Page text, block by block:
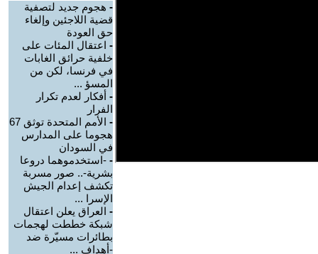
- هجوم جديد لتصفية
قضية اللاجئين وإلغاء
حق العودة
- اعتقال المئات على
خلفية حرائق الغابات
في فرنسا، لكن من
المسؤ ...
- أفكار لعدم تكرار
الفرار
-
الأمم المتحدة توثق 67
هجوما على المدارس
في السودان
- -استخدموهما دروعا
بشرية-.. صور مسربة
تكشف إعدام الجيش
الإسرا ...
- العراق يعلن اعتقال
شبكة خططت لهجمات
بطائرات مسيّرة ضد
-أهداف ...